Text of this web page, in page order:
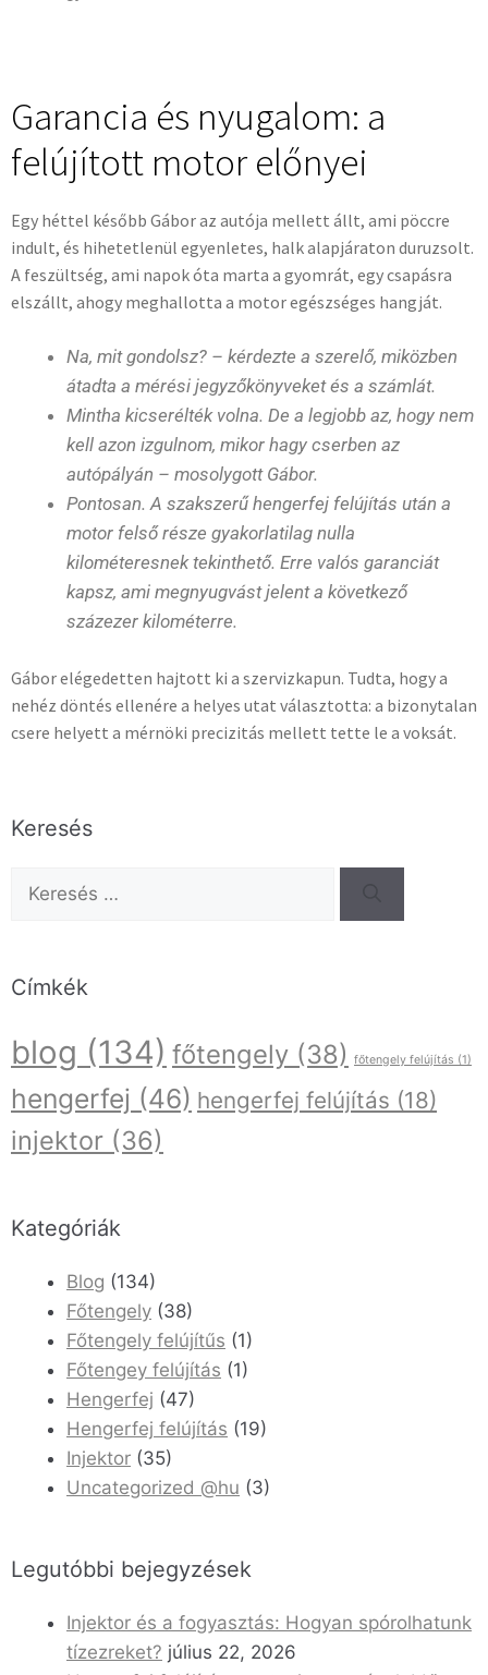
Garancia és nyugalom: a
felújított motor előnyei
Egy héttel később Gábor az autója mellett állt, ami pöccre
indult, és hihetetlenül egyenletes, halk alapjáraton duruzsolt.
A feszültség, ami napok óta marta a gyomrát, egy csapásra
elszállt, ahogy meghallotta a motor egészséges hangját.
Na, mit gondolsz? – kérdezte a szerelő, miközben
átadta a mérési jegyzőkönyveket és a számlát.
Mintha kicserélték volna. De a legjobb az, hogy nem
kell azon izgulnom, mikor hagy cserben az
autópályán – mosolygott Gábor.
Pontosan. A szakszerű hengerfej felújítás után a
motor felső része gyakorlatilag nulla
kilométeresnek tekinthető. Erre valós garanciát
kapsz, ami megnyugvást jelent a következő
százezer kilométerre.
Gábor elégedetten hajtott ki a szervizkapun. Tudta, hogy a
nehéz döntés ellenére a helyes utat választotta: a bizonytalan
csere helyett a mérnöki precizitás mellett tette le a voksát.
Keresés
Címkék
blog (134) főtengely (38) főtengely felújítás (1)
hengerfej (46) hengerfej felújítás (18)
injektor (36)
Kategóriák
Blog (134)
Főtengely (38)
Főtengely felújítűs (1)
Főtengey felújítás (1)
Hengerfej (47)
Hengerfej felújítás (19)
Injektor (35)
Uncategorized @hu (3)
Legutóbbi bejegyzések
Injektor és a fogyasztás: Hogyan spórolhatunk
tízezreket? július 22, 2026